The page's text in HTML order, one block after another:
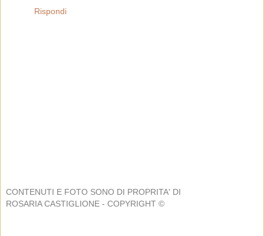
Rispondi
CONTENUTI E FOTO SONO DI PROPRITA' DI
ROSARIA CASTIGLIONE - COPYRIGHT ©